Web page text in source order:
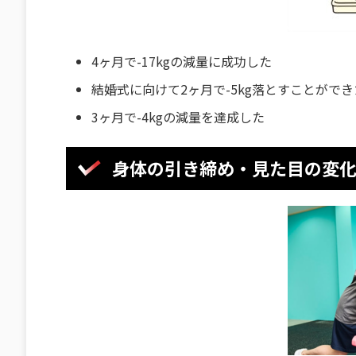
4ヶ月で-17kgの減量に成功した
結婚式に向けて2ヶ月で-5kg落とすことがで
3ヶ月で-4kgの減量を達成した
身体の引き締め・見た目の変化